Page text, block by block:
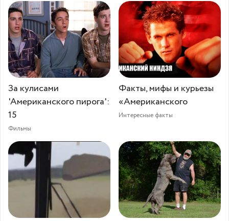
За кулисами
'Американского пирога':
15
Фильмы
Факты, мифы и курьезы
«Американского
Интересные факты